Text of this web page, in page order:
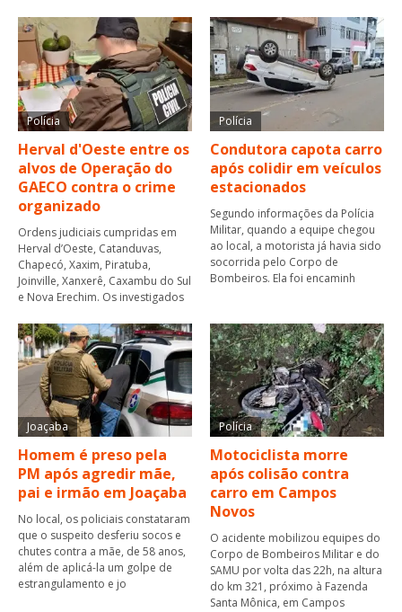
Polícia
Herval d'Oeste entre os
alvos de Operação do
GAECO contra o crime
organizado
Ordens judiciais cumpridas em
Herval d’Oeste, Catanduvas,
Chapecó, Xaxim, Piratuba,
Joinville, Xanxerê, Caxambu do Sul
e Nova Erechim. Os investigados
Polícia
Condutora capota carro
após colidir em veículos
estacionados
Segundo informações da Polícia
Militar, quando a equipe chegou
ao local, a motorista já havia sido
socorrida pelo Corpo de
Bombeiros. Ela foi encaminh
Joaçaba
Homem é preso pela
PM após agredir mãe,
pai e irmão em Joaçaba
No local, os policiais constataram
que o suspeito desferiu socos e
chutes contra a mãe, de 58 anos,
além de aplicá-la um golpe de
estrangulamento e jo
Polícia
Motociclista morre
após colisão contra
carro em Campos
Novos
O acidente mobilizou equipes do
Corpo de Bombeiros Militar e do
SAMU por volta das 22h, na altura
do km 321, próximo à Fazenda
Santa Mônica, em Campos